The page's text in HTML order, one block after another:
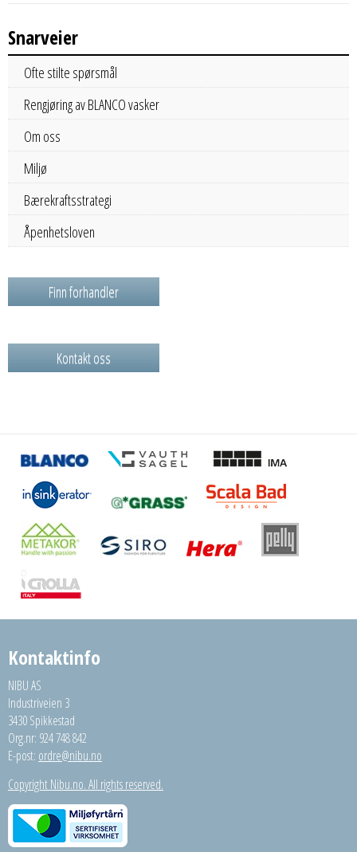
Snarveier
Ofte stilte spørsmål
Rengjøring av BLANCO vasker
Om oss
Miljø
Bærekraftsstrategi
Åpenhetsloven
Finn forhandler
Kontakt oss
Kontaktinfo
NIBU AS
Industriveien 3
3430 Spikkestad
Org.nr: 924 748 842
E-post: ordre@nibu.no
Copyright Nibu.no. All rights reserved.